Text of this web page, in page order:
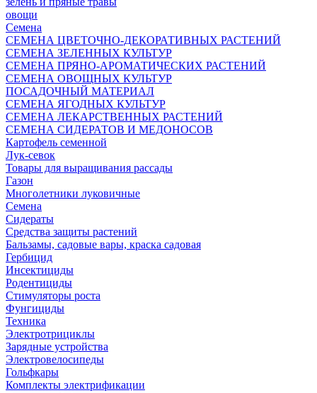
овощи
Семена
СЕМЕНА ЦВЕТОЧНО-ДЕКОРАТИВНЫХ РАСТЕНИЙ
СЕМЕНА ЗЕЛЕННЫХ КУЛЬТУР
СЕМЕНА ПРЯНО-АРОМАТИЧЕСКИХ РАСТЕНИЙ
СЕМЕНА ОВОЩНЫХ КУЛЬТУР
ПОСАДОЧНЫЙ МАТЕРИАЛ
СЕМЕНА ЯГОДНЫХ КУЛЬТУР
СЕМЕНА ЛЕКАРСТВЕННЫХ РАСТЕНИЙ
СЕМЕНА СИДЕРАТОВ И МЕДОНОСОВ
Картофель семенной
Лук-севок
Товары для выращивания рассады
Газон
Многолетники луковичные
Семена
Сидераты
Средства защиты растений
Бальзамы, садовые вары, краска садовая
Гербицид
Инсектициды
Родентициды
Стимуляторы роста
Фунгициды
Техника
Электротрициклы
Зарядные устройства
Электровелосипеды
Гольфкары
Комплекты электрификации